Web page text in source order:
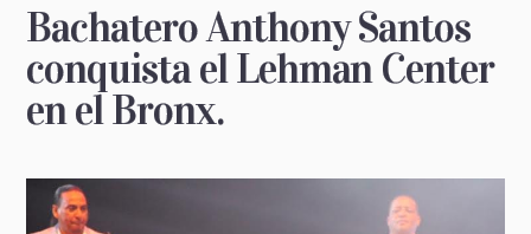
Bachatero Anthony Santos
conquista el Lehman Center
en el Bronx.